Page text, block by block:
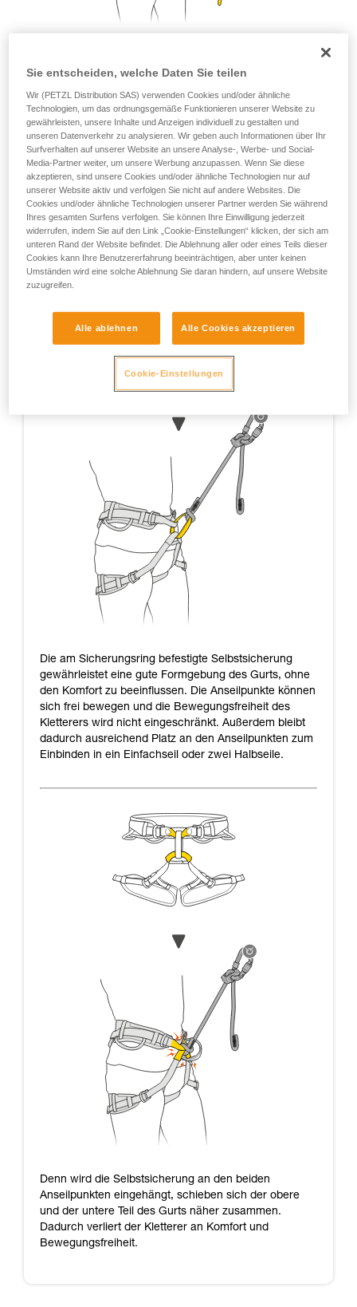
1. Wo hänge ich meine Selbstsicherung ein?
Hinsichtlich der Sicherheit und der Bruchlast kann die
Selbstsicherung entweder am Sicherungsring oder an den
beiden Anseilpunkten eingehängt werden. Geht es um den
Tragekomfort, empfiehlt sich jedoch, die Selbstsicherung am
Sicherungsring einzuhängen.
Petzl empfiehlt daher, seine Selbstsicherung am
Sicherungsring einzuhängen.
Die am Sicherungsring befestigte Selbstsicherung
gewährleistet eine gute Formgebung des Gurts, ohne
den Komfort zu beeinflussen. Die Anseilpunkte können
sich frei bewegen und die Bewegungsfreiheit des
Kletterers wird nicht eingeschränkt. Außerdem bleibt
dadurch ausreichend Platz an den Anseilpunkten zum
Einbinden in ein Einfachseil oder zwei Halbseile.
Denn wird die Selbstsicherung an den beiden
Anseilpunkten eingehängt, schieben sich der obere
und der untere Teil des Gurts näher zusammen.
Dadurch verliert der Kletterer an Komfort und
Bewegungsfreiheit.
Sie entscheiden, welche Daten Sie teilen
Wir (PETZL Distribution SAS) verwenden Cookies und/oder ähnliche
Technologien, um das ordnungsgemäße Funktionieren unserer Website zu
gewährleisten, unsere Inhalte und Anzeigen individuell zu gestalten und
unseren Datenverkehr zu analysieren. Wir geben auch Informationen über Ihr
Surfverhalten auf unserer Website an unsere Analyse-, Werbe- und Social-
Media-Partner weiter, um unsere Werbung anzupassen. Wenn Sie diese
akzeptieren, sind unsere Cookies und/oder ähnliche Technologien nur auf
unserer Website aktiv und verfolgen Sie nicht auf andere Websites. Die
Cookies und/oder ähnliche Technologien unserer Partner werden Sie während
Ihres gesamten Surfens verfolgen. Sie können Ihre Einwilligung jederzeit
widerrufen, indem Sie auf den Link „Cookie-Einstellungen“ klicken, der sich am
unteren Rand der Website befindet. Die Ablehnung aller oder eines Teils dieser
Cookies kann Ihre Benutzererfahrung beeinträchtigen, aber unter keinen
Umständen wird eine solche Ablehnung Sie daran hindern, auf unsere Website
zuzugreifen.
Alle ablehnen Alle Cookies akzeptieren
Cookie-Einstellungen